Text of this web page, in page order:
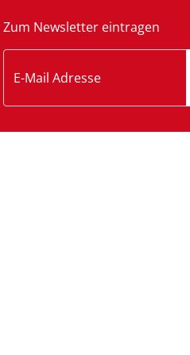
Zum Newsletter eintragen